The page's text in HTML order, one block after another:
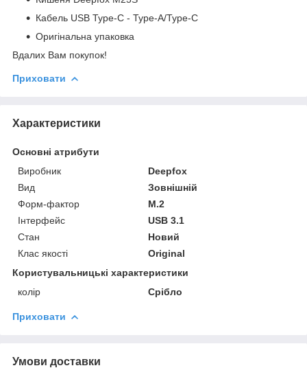
Кабель USB Type-C - Type-A/Type-C
Оригінальна упаковка
Вдалих Вам покупок!
Приховати
Характеристики
Основні атрибути
Виробник
Deepfox
Вид
Зовнішній
Форм-фактор
M.2
Інтерфейс
USB 3.1
Стан
Новий
Клас якості
Original
Користувальницькі характеристики
колір
Срібло
Приховати
Умови доставки